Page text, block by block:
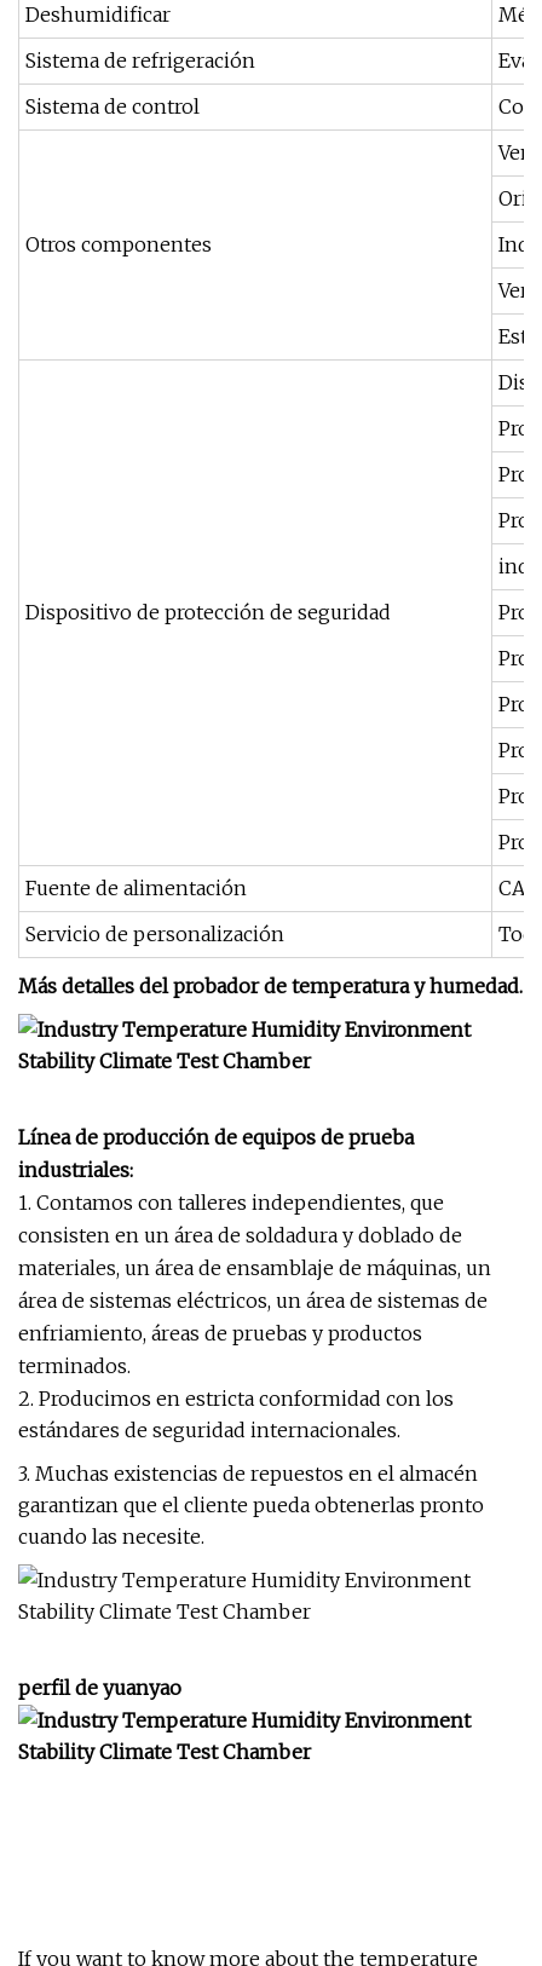
Deshumidificar
Sistema de refrigeración
Sistema de control
Otros componentes
Ver
Dispositivo de protección de seguridad
Fuente de alimentación
CA
Servicio de personalización
Más detalles del probador de temperatura y humedad.
Línea de producción de equipos de prueba
industriales:
1. Contamos con talleres independientes, que
consisten en un área de soldadura y doblado de
materiales, un área de ensamblaje de máquinas, un
área de sistemas eléctricos, un área de sistemas de
enfriamiento, áreas de pruebas y productos
terminados.
2. Producimos en estricta conformidad con los
estándares de seguridad internacionales.
3. Muchas existencias de repuestos en el almacén
garantizan que el cliente pueda obtenerlas pronto
cuando las necesite.
perfil de yuanyao
If you want to know more about the temperature